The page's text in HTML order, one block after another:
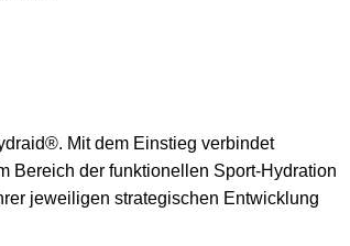
Mit dem Einstieg verbindet
Bereich der funktionellen Sport-Hydration
jeweiligen strategischen Entwicklung